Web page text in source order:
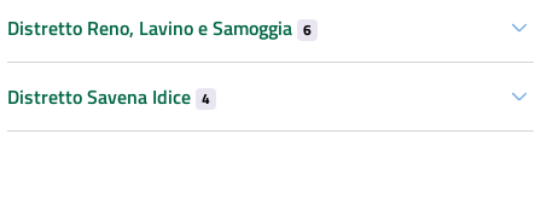
Distretto Reno, Lavino e Samoggia 6
Distretto Savena Idice 4